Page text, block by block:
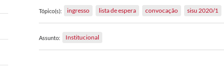
Tópico(s): ingresso lista de espera convocação sisu 2020/1
Assunto: Institucional